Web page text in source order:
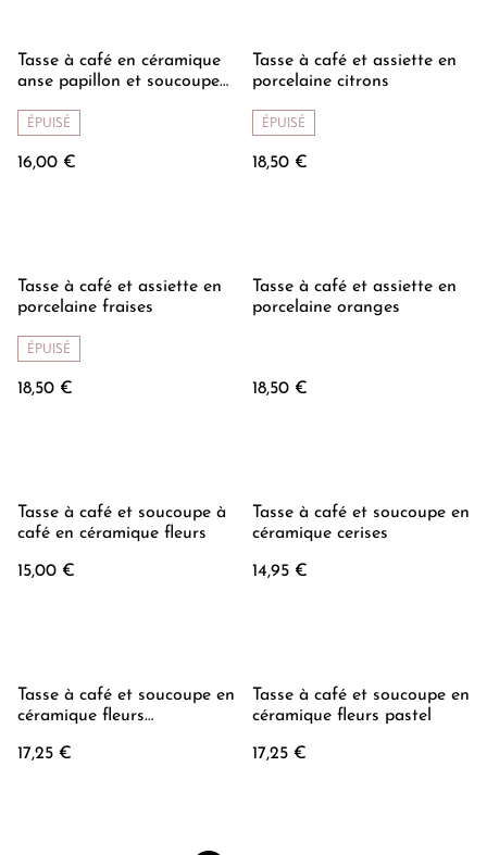
Tasse à café en céramique
anse papillon et soucoupe
ÉPUISÉ
16,00 €
Tasse à café et assiette en
porcelaine citrons
ÉPUISÉ
18,50 €
Tasse à café et assiette en
porcelaine fraises
ÉPUISÉ
18,50 €
Tasse à café et assiette en
porcelaine oranges
18,50 €
Tasse à café et soucoupe à
café en céramique fleurs
15,00 €
Tasse à café et soucoupe en
céramique cerises
14,95 €
Tasse à café et soucoupe en
céramique fleurs
17,25 €
Tasse à café et soucoupe en
céramique fleurs pastel
17,25 €